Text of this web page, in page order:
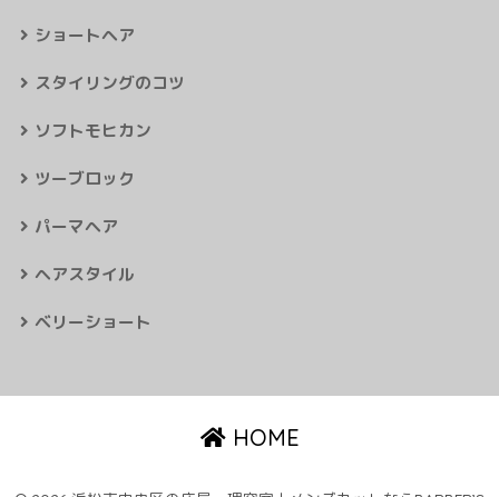
ショートヘア
スタイリングのコツ
ソフトモヒカン
ツーブロック
パーマヘア
ヘアスタイル
ベリーショート
HOME